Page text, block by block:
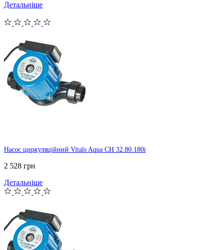
Детальніше
Насос циркуляційний Vitals Aqua CH 32.80.180i
2 528 грн
Детальніше